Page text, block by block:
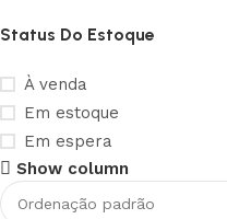
Status Do Estoque
À venda
Em estoque
Em espera
Conheça nossa
Show column